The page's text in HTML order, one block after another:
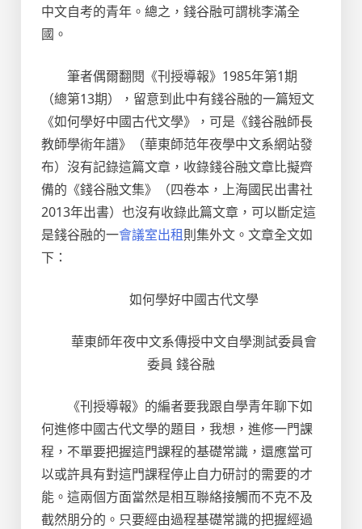
中文自考的青年。總之，錢谷融可謂桃李滿全
國。
筆者偶爾翻閱《刊授導報》1985年第1期
（總第13期），留意到此中有錢谷融的一篇短文
《如何學好中國古代文學》，可是《錢谷融師長
教師學術年譜》（華東師范年夜學中文系網站發
布）沒有記錄這篇文章，收錄錢谷融文章比擬齊
備的《錢谷融文集》（四卷本，上海國民出書社
2013年出書）也沒有收錄此篇文章，可以斷定這
是錢谷融的一會議室出租則集外文。文章全文如
下：
如何學好中國古代文學
華東師年夜中文系傳授中文自學測試委員會
委員 錢谷融
《刊授導報》的編者要我跟自學青年聊下如
何進修中國古代文學的題目，我想，進修一門課
程，不單要把握這門課程的基礎常識，還應當可
以或許具有對這門課程停止自力研討的需要的才
能。這兩個方面當然是相互聯絡接觸而不克不及
截然朋分的。只要經由過程基礎常識的把握經過